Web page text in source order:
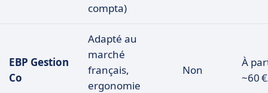
compta)
EBP Gestion
Co
Adapté au
marché
français,
ergonomie
Non
À
~60